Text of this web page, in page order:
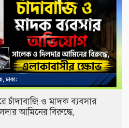
ও মাদক ব্যবসার
আমিনের বিরুদ্ধে,